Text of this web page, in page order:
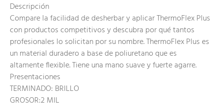
Descripción
Compare la facilidad de desherbar y aplicar ThermoFlex Plus
con productos competitivos y descubra por qué tantos
profesionales lo solicitan por su nombre. ThermoFlex Plus es
un material duradero a base de poliuretano que es
altamente flexible. Tiene una mano suave y fuerte agarre.
Presentaciones
TERMINADO: BRILLO
GROSOR:2 MIL